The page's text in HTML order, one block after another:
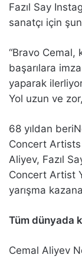
Fazıl Say
sanatçı için
“Bravo Cemal,
başarılara
yaparak
Yol uzun ve
68 yıldan
Concert Artists
Aliyev, Fazıl
Concert Artist
yarışma
Tüm dünyada
Cemal Aliyev